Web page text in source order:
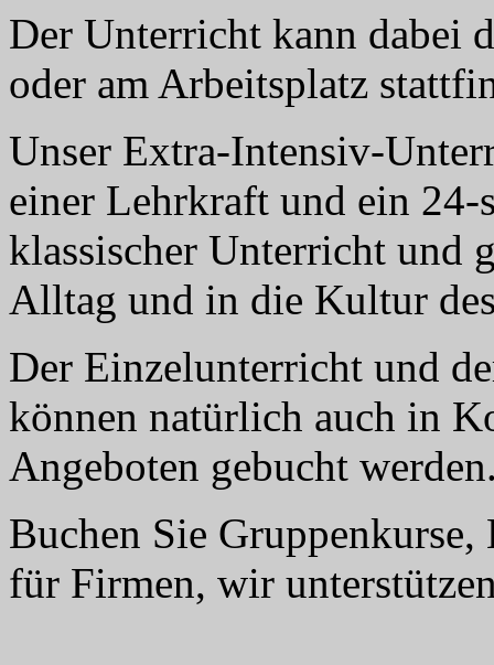
Der Unterricht kann dabei
oder am Arbeitsplatz
Unser Extra-Intensiv-
einer Lehrkraft und ein
klassischer Unterricht und
Alltag und in die Kultur
Der Einzelunterricht und
können natürlich auch in
Angeboten gebucht
Buchen Sie
für Firmen, wir